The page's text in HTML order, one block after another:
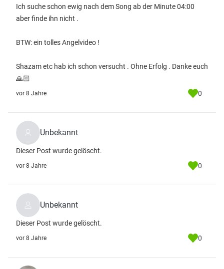
Ich suche schon ewig nach dem Song ab der Minute 04:00
aber finde ihn nicht .
BTW: ein tolles Angelvideo !
Shazam etc hab ich schon versucht . Ohne Erfolg . Danke euch
🙏🏻
vor 8 Jahre 0
Unbekannt
Dieser Post wurde gelöscht.
vor 8 Jahre 0
Unbekannt
Dieser Post wurde gelöscht.
vor 8 Jahre 0